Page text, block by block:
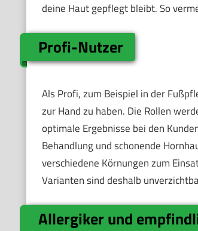
deine Haut gepflegt bleibt. So
Profi-Nutzer
Als Profi, zum Beispiel in der
zur Hand zu haben. Die Rollen
optimale Ergebnisse bei den
Behandlung und schonende
verschiedene Körnungen zum
Varianten sind deshalb
Allergiker und